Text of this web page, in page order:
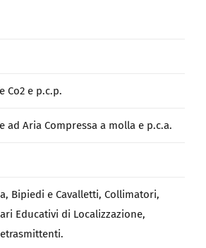
Co2 e p.c.p.
ad Aria Compressa a molla e p.c.a.
Bipiedi e Cavalletti, Collimatori,
Educativi di Localizzazione,